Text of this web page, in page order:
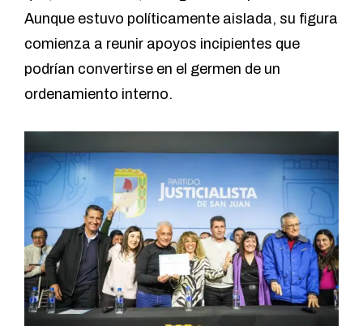
Aunque estuvo políticamente aislada, su figura
comienza a reunir apoyos incipientes que
podrían convertirse en el germen de un
ordenamiento interno.